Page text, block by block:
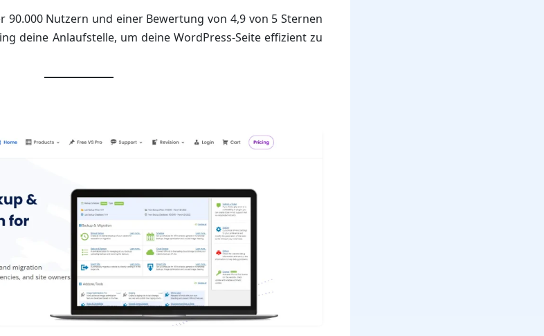
Nutzern und einer Bewertung von 4,9 von 5 Sternen
deine Anlaufstelle, um deine WordPress-Seite effizient zu